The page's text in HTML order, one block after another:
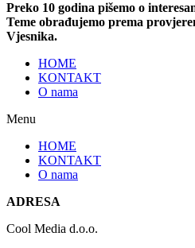
Preko 10 godina pišemo o
Teme obrađujemo prema
Vjesnika.
HOME
KONTAKT
O nama
Menu
HOME
KONTAKT
O nama
ADRESA
Cool Media d.o.o.